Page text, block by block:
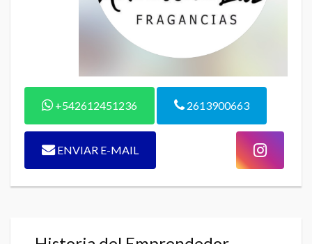
+542612451236 2613900663
ENVIAR E-MAIL